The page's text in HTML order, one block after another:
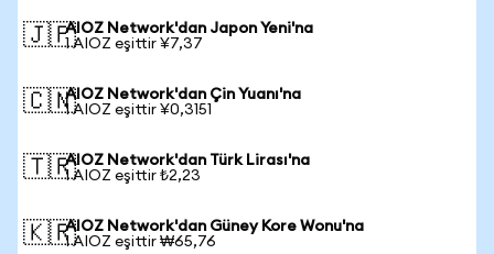
🇯🇵AIOZ Network'dan Japon Yeni'na
1 AIOZ eşittir ¥7,37
🇨🇳AIOZ Network'dan Çin Yuanı'na
1 AIOZ eşittir ¥0,3151
🇹🇷AIOZ Network'dan Türk Lirası'na
1 AIOZ eşittir ₺2,23
🇰🇷AIOZ Network'dan Güney Kore Wonu'na
1 AIOZ eşittir ₩65,76